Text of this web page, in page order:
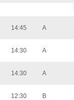
14:45 A
14:30 A
14:30 A
12:30 B